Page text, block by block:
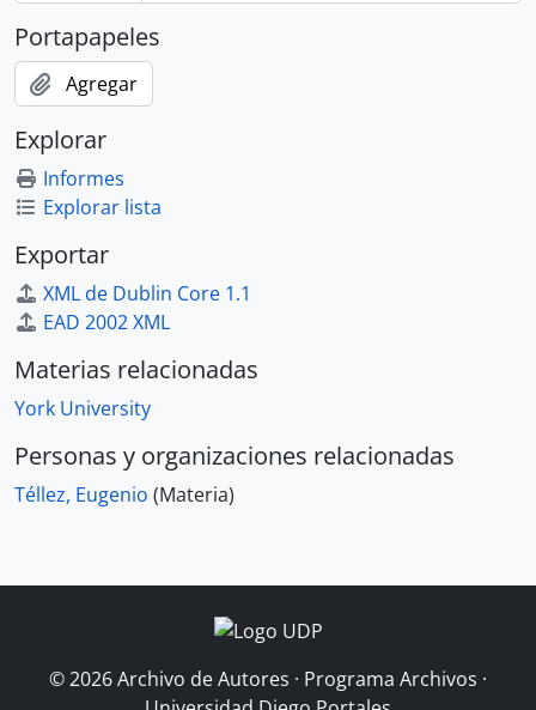
Portapapeles
Agregar
Explorar
Informes
Explorar lista
Exportar
XML de Dublin Core 1.1
EAD 2002 XML
Materias relacionadas
York University
Personas y organizaciones relacionadas
Téllez, Eugenio (Materia)
© 2026 Archivo de Autores · Programa Archivos ·